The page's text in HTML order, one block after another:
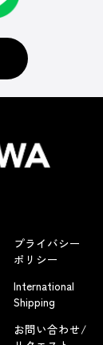
プライバシー
ポリシー
International
Shipping
お問い合わせ/